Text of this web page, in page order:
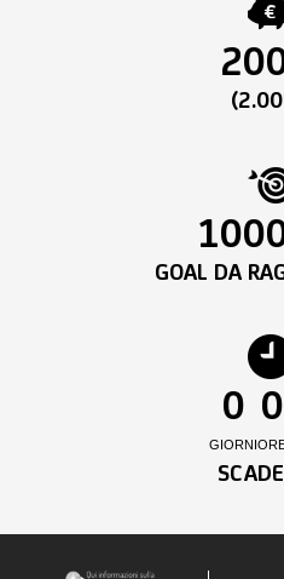
GOAL DA
0
GIORNI
0